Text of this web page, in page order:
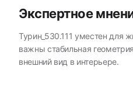
Экспертное
Турин_530.111 уместен для
важны стабильная
внешний вид в интерьере.